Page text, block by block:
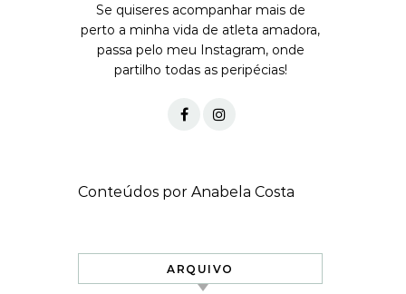
Se quiseres acompanhar mais de
perto a minha vida de atleta amadora,
passa pelo meu Instagram, onde
partilho todas as peripécias!
Conteúdos por Anabela Costa
ARQUIVO